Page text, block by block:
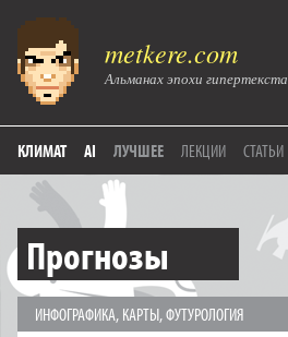
metkere.com
Альманах эпохи гипертекста
КЛИМАТ AI ЛУЧШЕЕ ЛЕКЦИИ СТАТЬИ
Прогнозы
ИНФОГРАФИКА, КАРТЫ,ФУТУРОЛОГИЯ